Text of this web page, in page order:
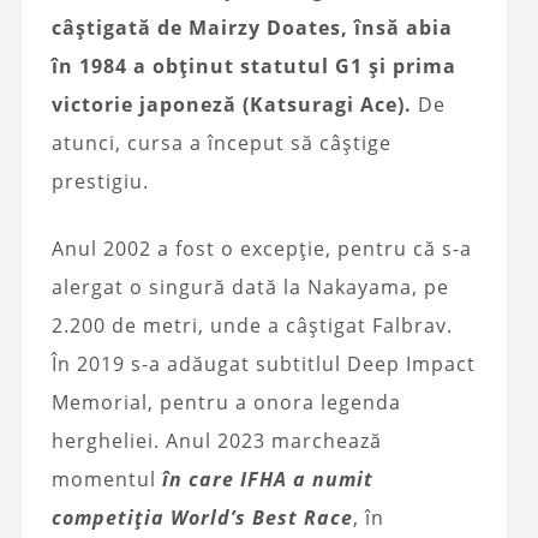
câștigată de Mairzy Doates, însă abia
în 1984 a obținut statutul G1 și prima
victorie japoneză (Katsuragi Ace). De
atunci, cursa a început să câștige
prestigiu.
Anul 2002 a fost o excepție, pentru că s-a
alergat o singură dată la Nakayama, pe
2.200 de metri, unde a câștigat Falbrav.
În 2019 s-a adăugat subtitlul Deep Impact
Memorial, pentru a onora legenda
hergheliei. Anul 2023 marchează
momentul în care IFHA a numit
competiția World’s Best Race, în